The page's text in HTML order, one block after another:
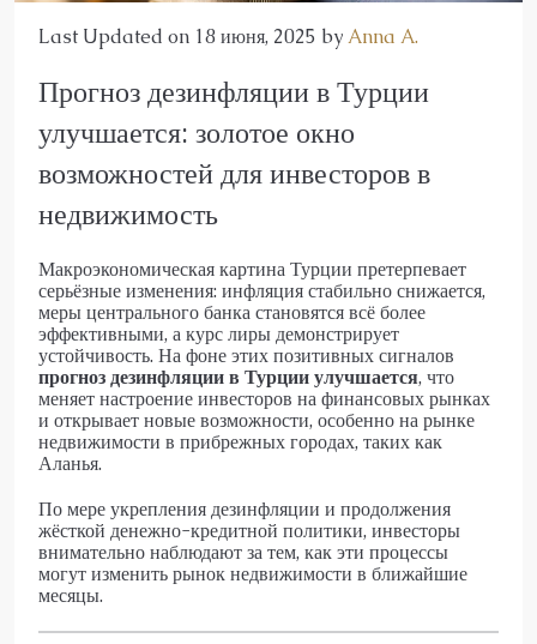
Last Updated on 18 июня, 2025 byAnna A.
Прогноз дезинфляции в Турции
улучшается: золотое окно
возможностей для инвесторов в
недвижимость
Макроэкономическая картина Турции претерпевает
серьёзные изменения: инфляция стабильно снижается,
меры центрального банка становятся всё более
эффективными, а курс лиры демонстрирует
устойчивость. На фоне этих позитивных сигналов
прогноз дезинфляции в Турции улучшается, что
меняет настроение инвесторов на финансовых рынках
и открывает новые возможности, особенно на рынке
недвижимости в прибрежных городах, таких как
Аланья.
По мере укрепления дезинфляции и продолжения
жёсткой денежно-кредитной политики, инвесторы
внимательно наблюдают за тем, как эти процессы
могут изменить рынок недвижимости в ближайшие
месяцы.